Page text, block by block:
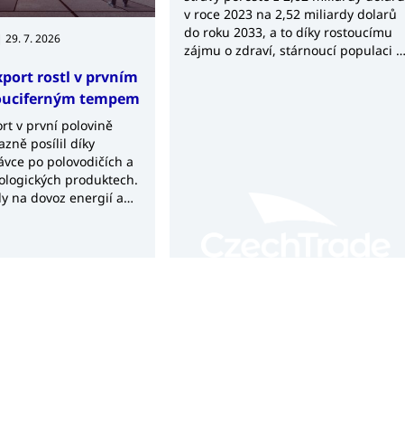
29. 7. 2026
rostl v prvním
tempem
v první polovině
posílil díky
po polovodičích a
produktech.
na dovoz energií a
v roce 2023 na 2,52 miliardy dolarů
do roku 2033, a to díky rostoucímu
zájmu o zdraví, stárnoucí populaci a